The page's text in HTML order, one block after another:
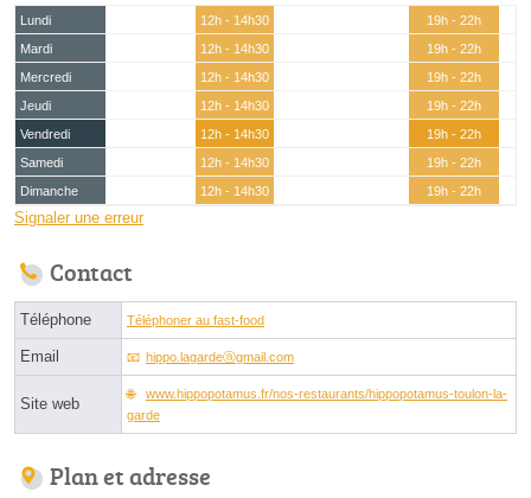
Lundi 12h - 14h30
19h - 22h
Mardi
12h - 14h30
19h - 22h
Mercredi
12h - 14h30
19h - 22h
Jeudi
12h - 14h30
19h - 22h
Vendredi
12h - 14h30
19h - 22h
Samedi
12h - 14h30
19h - 22h
Dimanche
12h - 14h30 19h - 22h
Signaler une erreur
Contact
Téléphone Téléphoner au fast-food
Email hippo.lagardeⓐgmail.com
Site web
www.hippopotamus.fr/nos-restaurants/hippopotamus-toulon-la-
garde
Plan et adresse